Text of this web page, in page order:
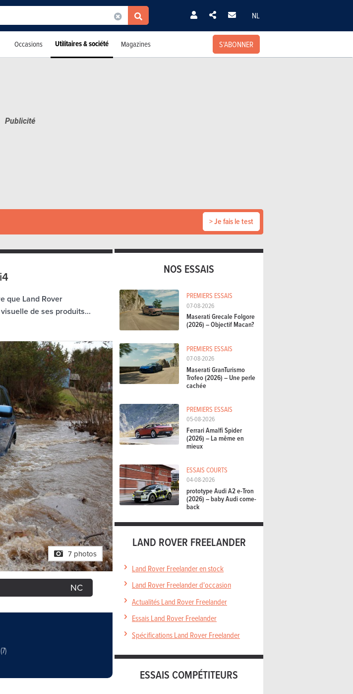
NL
Occasions Utilitaires & société Magazines S'ABONNER
> Je fais le test
que Land Rover
de ses produits...
7 photos
NC
NOS ESSAIS
PREMIERS ESSAIS
07-08-2026
Maserati Grecale Folgore
(2026) – Objectif Macan?
PREMIERS ESSAIS
07-08-2026
Maserati GranTurismo
Trofeo (2026) – Une perle
cachée
PREMIERS ESSAIS
05-08-2026
Ferrari Amalfi Spider
(2026) – La même en
mieux
ESSAIS COURTS
04-08-2026
prototype Audi A2 e-Tron
(2026) – baby Audi come-
back
LAND ROVER FREELANDER
Land Rover Freelander en stock
Land Rover Freelander d'occasion
Actualités Land Rover Freelander
Essais Land Rover Freelander
Spécifications Land Rover Freelander
ESSAIS COMPÉTITEURS